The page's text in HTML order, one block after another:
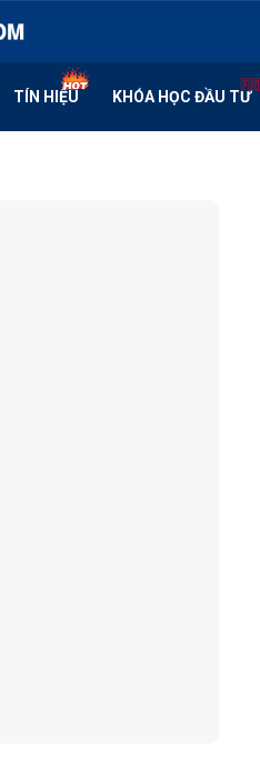
TÍN HIỆU KHÓA HỌC ĐẦU TƯ